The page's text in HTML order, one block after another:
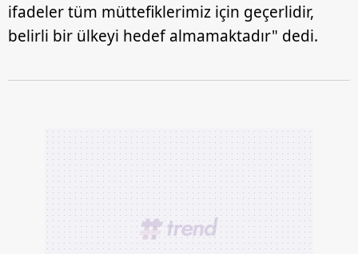
ifadeler tüm müttefiklerimiz için geçerlidir,
belirli bir ülkeyi hedef almamaktadır" dedi.